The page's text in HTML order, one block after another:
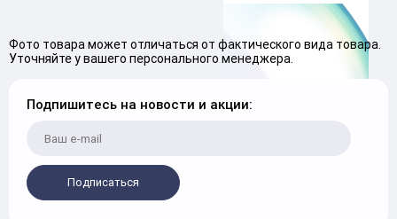
Фото товара может отличаться от фактического вида товара.
Уточняйте у вашего персонального менеджера.
Подпишитесь на новости и акции:
Подписаться